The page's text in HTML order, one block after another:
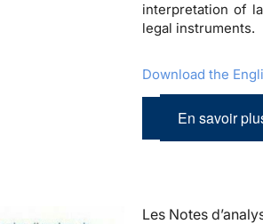
interpretation of
legal instruments.
Download the
En savoir
Les Notes